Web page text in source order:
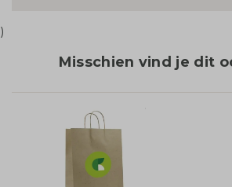
)
Misschien vind je dit